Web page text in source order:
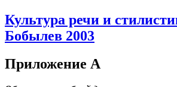
Культура речи и
Бобылев 2003
Приложение А